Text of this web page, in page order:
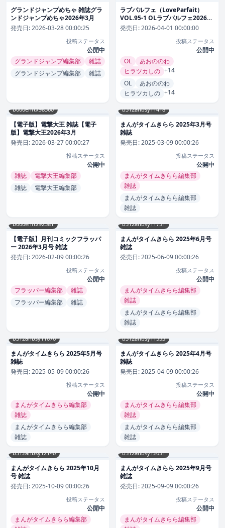
グランドジャンプめちゃ 雑誌グラ
ンドジャンプめちゃ2026年3月
発売日:2026-03-28 00:00:25
投稿ステータス
公開中
グランドジャンプ編集部
雑誌
グランドジャンプ編集部
雑誌
ラブパルフェ（LoveParfait）
VOL.95-1 OLラブパルフェ2026年
4月
発売日:2026-04-01 00:00:00
投稿ステータス
公開中
OL
あおののわ
ヒラツカしの +14
OL
あおののわ
ヒラツカしの +14
b000ehftx98360
【電子版】電撃大王 雑誌【電子
版】電撃大王2026年3月
発売日:2026-03-27 00:00:27
投稿ステータス
公開中
雑誌
電撃大王編集部
雑誌
電撃大王編集部
b312ahbsy11418
まんがタイムきらら 2025年3月号
雑誌
発売日:2025-03-09 00:00:26
投稿ステータス
公開中
まんがタイムきらら編集部
雑誌
まんがタイムきらら編集部
雑誌
b000ehftx92381
【電子版】月刊コミックフラッパ
ー 2026年3月号 雑誌
発売日:2026-02-09 00:00:26
投稿ステータス
公開中
フラッパー編集部
雑誌
フラッパー編集部
雑誌
b312ahbsy11751
まんがタイムきらら 2025年6月号
雑誌
発売日:2025-06-09 00:00:26
投稿ステータス
公開中
まんがタイムきらら編集部
雑誌
まんがタイムきらら編集部
雑誌
b312ahbsy11676
まんがタイムきらら 2025年5月号
雑誌
発売日:2025-05-09 00:00:26
投稿ステータス
公開中
まんがタイムきらら編集部
雑誌
まんがタイムきらら編集部
雑誌
b312ahbsy11553
まんがタイムきらら 2025年4月号
雑誌
発売日:2025-04-09 00:00:26
投稿ステータス
公開中
まんがタイムきらら編集部
雑誌
まんがタイムきらら編集部
雑誌
b312ahbsy12140
まんがタイムきらら 2025年10月
号 雑誌
発売日:2025-10-09 00:00:26
投稿ステータス
公開中
まんがタイムきらら編集部
b312ahbsy12051
まんがタイムきらら 2025年9月号
雑誌
発売日:2025-09-09 00:00:26
投稿ステータス
公開中
まんがタイムきらら編集部